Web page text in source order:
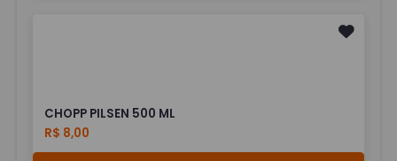
CHOPP PILSEN 500 ML
R$ 8,00